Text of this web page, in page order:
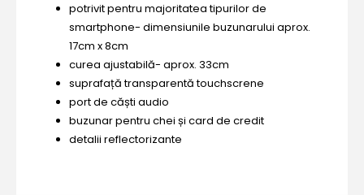
potrivit pentru majoritatea tipurilor de
smartphone- dimensiunile buzunarului aprox.
17cm x 8cm
curea ajustabilă- aprox. 33cm
suprafață transparentă touchscrene
port de căști audio
buzunar pentru chei și card de credit
detalii reflectorizante